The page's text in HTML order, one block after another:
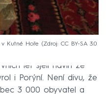
Kutné Hoře
Zdroj: CC BY-SA 3.0
let sjeli havíři ze
i Porýní. Není divu, že
3 000 obyvatel a